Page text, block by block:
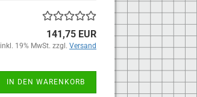
141,75 EUR
inkl. 19% MwSt. zzgl. Versand
IN DEN WARENKORB